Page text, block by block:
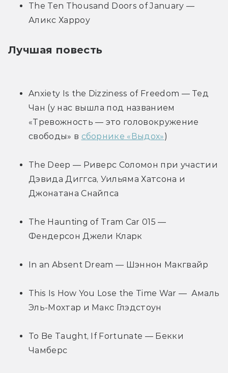
The Ten Thousand Doors of January —
Аликс Харроу
Лучшая повесть
Anxiety Is the Dizziness of Freedom — Тед
Чан (у нас вышла под названием
«Тревожность — это головокружение
свободы» в сборнике «Выдох»)
The Deep — Риверс Соломон при участии
Дэвида Диггса, Уильяма Хатсона и
Джонатана Снайпса
The Haunting of Tram Car 015 —
Фендерсон Джели Кларк
In an Absent Dream — Шэннон Макгвайр
This Is How You Lose the Time War —  Амаль
Эль-Мохтар и Макс Глэдстоун
To Be Taught, If Fortunate — Бекки
Чамберс